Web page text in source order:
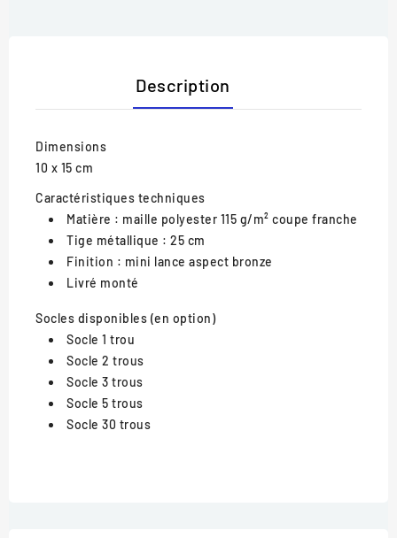
Description
Dimensions
10 x 15 cm
Caractéristiques techniques
Matière : maille polyester 115 g/m² coupe franche
Tige métallique : 25 cm
Finition : mini lance aspect bronze
Livré monté
Socles disponibles (en option)
Socle 1 trou
Socle 2 trous
Socle 3 trous
Socle 5 trous
Socle 30 trous